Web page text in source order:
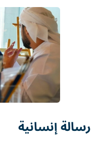
رسالة إنسانية